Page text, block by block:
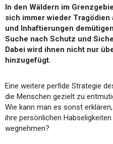
In den Wäldern im
sich immer wieder Tragödien
und Inhaftierungen
Suche nach Schutz und
Dabei wird ihnen nicht nur
hinzugefügt.
Eine weitere perfide Strategie
die Menschen gezielt zu
Wie kann man es sonst
ihre persönlichen
wegnehmen?